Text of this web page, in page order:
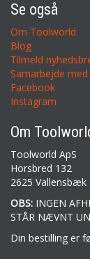
Se også
Om Toolworld
Blog
Tilmeld
Samarbejde
Facebook
Instagram
Om
Toolworld ApS
Horsbred 132
2625 Vallensbæk
OBS: INGEN
STÅR NÆVNT
Din bestilling er